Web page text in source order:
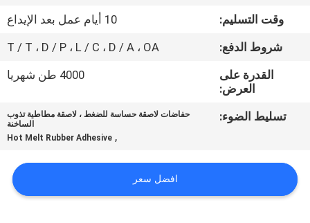
القضايا
عرض
خريطة
وقت التسليم:
10 أيام عمل بعد الإيداع
شروط الدفع:
T / T ، D / P ، L / C ، D / A ، OA
القدرة على
العرض:
4000 طن شهريا
تسليط الضوء:
حفاضات لاصقة حساسة للضغط ، لاصقة مطاطية تذوب
الساخنة
,
Hot Melt Rubber Adhesive
افضل سعر